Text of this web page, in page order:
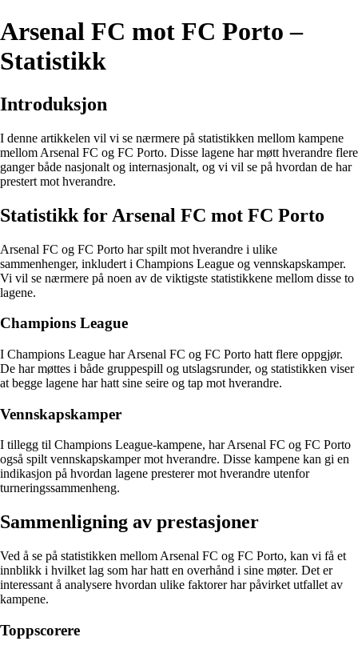
Arsenal FC mot FC Porto –
Statistikk
Introduksjon
I denne artikkelen vil vi se nærmere på statistikken mellom kampene
mellom Arsenal FC og FC Porto. Disse lagene har møtt hverandre flere
ganger både nasjonalt og internasjonalt, og vi vil se på hvordan de har
prestert mot hverandre.
Statistikk for Arsenal FC mot FC Porto
Arsenal FC og FC Porto har spilt mot hverandre i ulike
sammenhenger, inkludert i Champions League og vennskapskamper.
Vi vil se nærmere på noen av de viktigste statistikkene mellom disse to
lagene.
Champions League
I Champions League har Arsenal FC og FC Porto hatt flere oppgjør.
De har møttes i både gruppespill og utslagsrunder, og statistikken viser
at begge lagene har hatt sine seire og tap mot hverandre.
Vennskapskamper
I tillegg til Champions League-kampene, har Arsenal FC og FC Porto
også spilt vennskapskamper mot hverandre. Disse kampene kan gi en
indikasjon på hvordan lagene presterer mot hverandre utenfor
turneringssammenheng.
Sammenligning av prestasjoner
Ved å se på statistikken mellom Arsenal FC og FC Porto, kan vi få et
innblikk i hvilket lag som har hatt en overhånd i sine møter. Det er
interessant å analysere hvordan ulike faktorer har påvirket utfallet av
kampene.
Toppscorere